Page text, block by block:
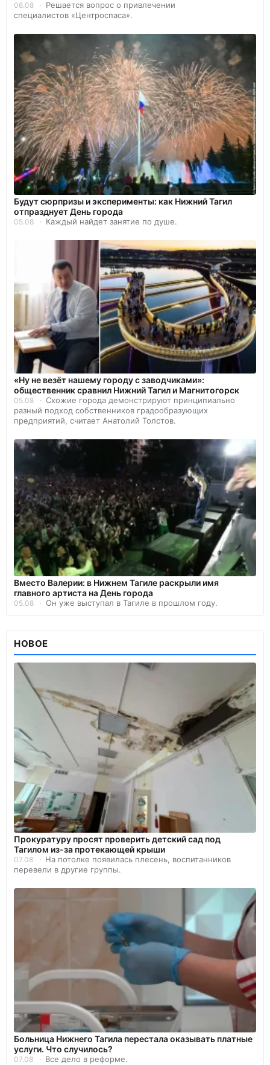
06.08
Решается вопрос о привлечении
специалистов «Центроспаса».
Будут сюрпризы и эксперименты: как Нижний Тагил
отпразднует День города
05.08 Каждый найдет занятие по душе.
«Ну не везёт нашему городу с заводчиками»:
общественник сравнил Нижний Тагил и Магнитогорск
05.08
Схожие города демонстрируют принципиально
разный подход собственников градообразующих
предприятий, считает Анатолий Толстов.
Вместо Валерии: в Нижнем Тагиле раскрыли имя
главного артиста на День города
05.08 Он уже выступал в Тагиле в прошлом году.
НОВОЕ
Прокуратуру просят проверить детский сад под
Тагилом из-за протекающей крыши
07.08
На потолке появилась плесень, воспитанников
перевели в другие группы.
Больница Нижнего Тагила перестала оказывать платные
услуги. Что случилось?
07.08 Все дело в реформе.